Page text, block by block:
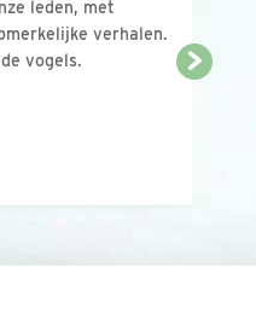
leden, met
verhalen.
vogels.